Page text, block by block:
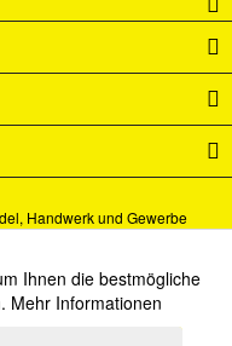
Handwerk und Gewerbe
undVersandkostenund ggf.
anders beschrieben.
Aktiv
Ihnen die bestmögliche
Mehr Informationen